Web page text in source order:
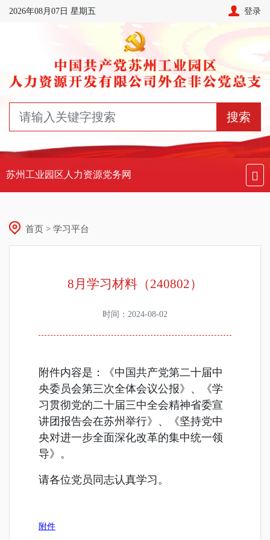
2026年08月07日 星期五 登录
搜索
苏州工业园区人力资源党务网
首页 > 学习平台
8月学习材料（240802）
时间：2024-08-02
附件内容是：
《中国共产党第二十届中
央委员会第三次全体会议公报》 、 《学
习贯彻党的二十届三中全会精神省委宣
讲团报告会在苏州举行》、《坚持党中
央对进一步全面深化改革的集中统一领
导》。
请各位党员同志认真学习。
附件